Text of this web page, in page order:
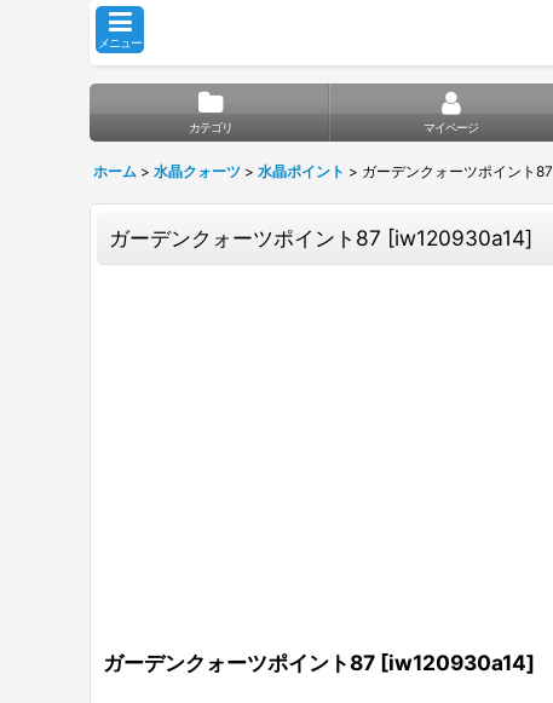
メニュー
カテゴリ マイページ
ホーム > 水晶クォーツ > 水晶ポイント > ガーデンクォーツポイント87
ガーデンクォーツポイント87 [iw120930a14]
ガーデンクォーツポイント87 [iw120930a14]